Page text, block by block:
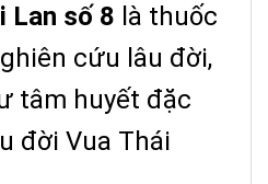
Lan số 8 là thuốc
cứu lâu đời,
tâm huyết đặc
đời Vua Thái